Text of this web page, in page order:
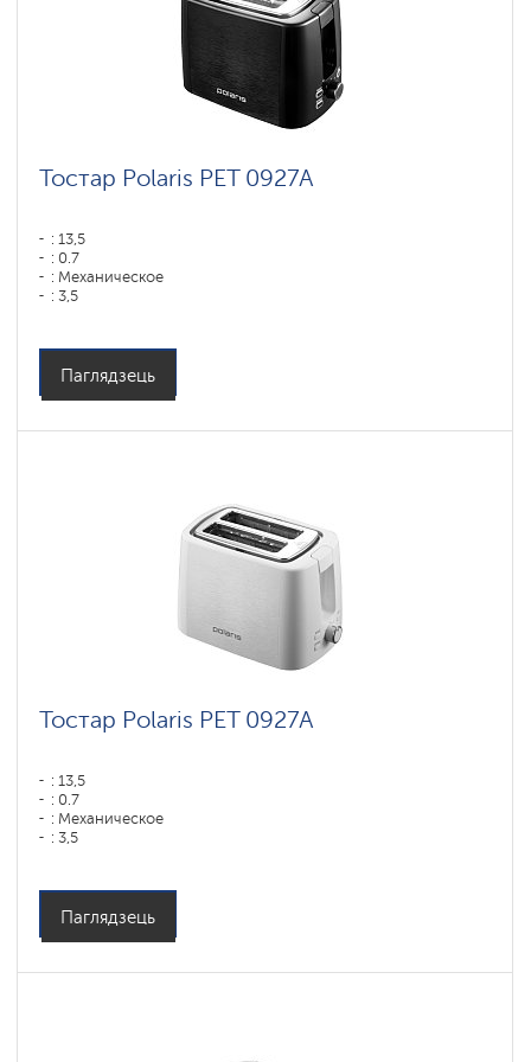
Тостар Polaris PET 0927A
: 13,5
: 0.7
: Механическое
: 3,5
Паглядзець
Тостар Polaris PET 0927A
: 13,5
: 0.7
: Механическое
: 3,5
Паглядзець